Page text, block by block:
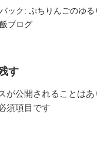
ック: ぷちりんごのゆ
ブログ
す
が公開されることはあ
須項目です